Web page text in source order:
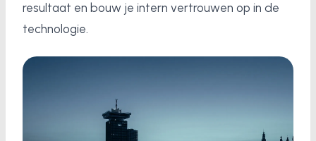
resultaat en bouw je intern vertrouwen op in de
technologie.